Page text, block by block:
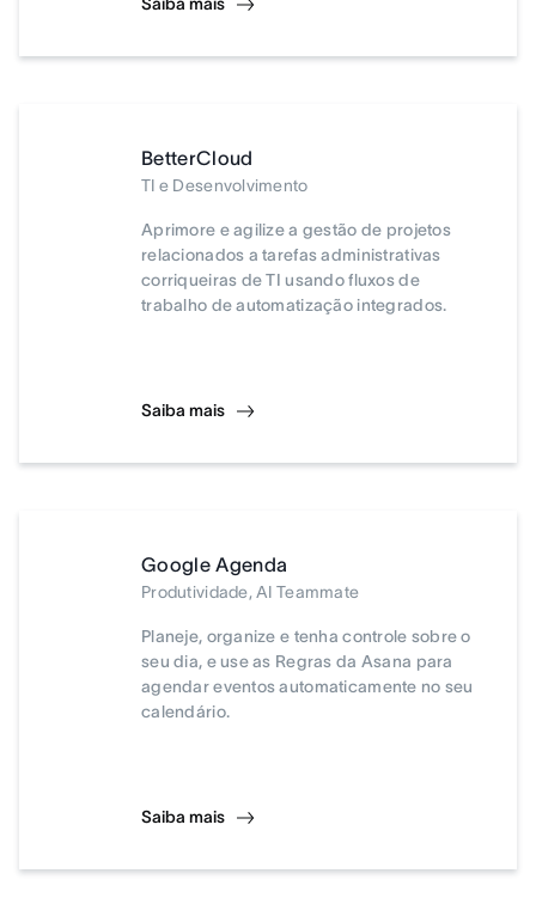
BetterCloud
TI e Desenvolvimento
Aprimore e agilize a gestão de projetos
relacionados a tarefas administrativas
corriqueiras de TI usando fluxos de
trabalho de automatização integrados.
Saiba mais
Google Agenda
Produtividade, AI Teammate
Planeje, organize e tenha controle sobre o
seu dia, e use as Regras da Asana para
agendar eventos automaticamente no seu
calendário.
Saiba mais